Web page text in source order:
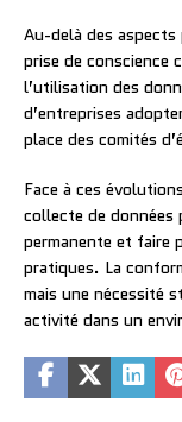
Au-delà des
prise de conscience
l’utilisation des
d’entreprises
place des comités
Face à ces
collecte de données
permanente et faire
pratiques. La
mais une nécessité
activité dans un